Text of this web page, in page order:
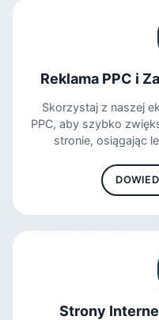
Reklama PPC i
Skorzystaj z naszej
PPC, aby szybko
stronie, osiągając
Strony